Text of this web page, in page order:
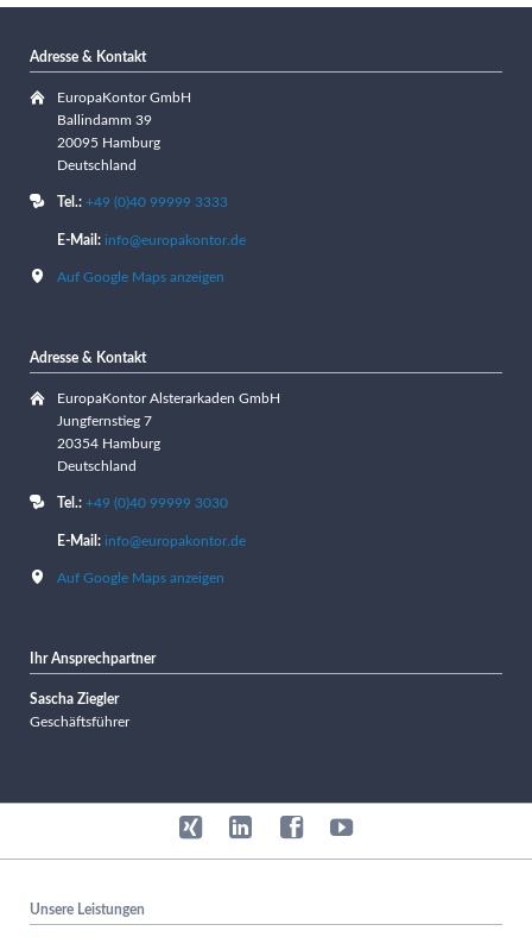
Adresse & Kontakt
EuropaKontor GmbH
Ballindamm 39
20095 Hamburg
Deutschland
Tel.: +49 (0)40 99999 3333
E-Mail: info@europakontor.de
Auf Google Maps anzeigen
Adresse & Kontakt
EuropaKontor Alsterarkaden GmbH
Jungfernstieg 7
20354 Hamburg
Deutschland
Tel.: +49 (0)40 99999 3030
E-Mail: info@europakontor.de
Auf Google Maps anzeigen
Ihr Ansprechpartner
Sascha Ziegler
Geschäftsführer
Unsere Leistungen